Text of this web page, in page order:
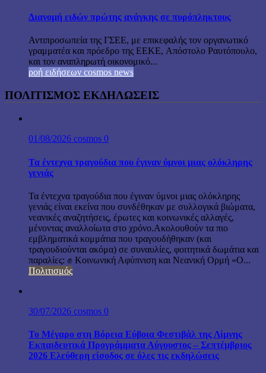
Διανομή ειδών πρώτης ανάγκης σε πυρόπληκτους
Αντιπροσωπεία της ΓΣΕΕ, με επικεφαλής τον οργανωτικό
γραμματέα και πρόεδρο της ΕΕΚΕ, Απόστολο Ραυτόπουλο,
και τον αναπληρωτή οικονομικό...
ροή ειδήσεων cosmos news
ΠΟΛΙΤΙΣΜΟΣ ΕΚΔΗΛΩΣΕΙΣ
01/08/2026 cosmos 0
Τα έντεχνα τραγούδια που έγιναν ύμνοι μιας ολόκληρης
γενιάς
Τα έντεχνα τραγούδια που έγιναν ύμνοι μιας ολόκληρης
γενιάς είναι εκείνα που συνδέθηκαν με συλλογικά βιώματα,
νεανικές αναζητήσεις, έρωτες και κοινωνικές αλλαγές,
μένοντας αναλλοίωτα στο χρόνο.Ακολουθούν τα πιο
εμβληματικά κομμάτια που τραγουδήθηκαν (και
τραγουδιούνται ακόμα) σε συναυλίες, φοιτητικά δωμάτια και
παραλίες: ✊ Κοινωνική Αφύπνιση και Νεανική Ορμή «Ο...
Πολιτισμός
30/07/2026 cosmos 0
Το Μέγαρο στη Βόρεια Εύβοια Φεστιβάλ της Λίμνης
Εκπαιδευτικά Προγράμματα Αύγουστος – Σεπτέμβριος
2026 Ελεύθερη είσοδος σε όλες τις εκδηλώσεις